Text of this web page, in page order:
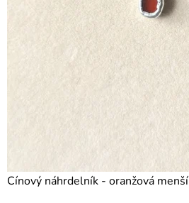
Cínový náhrdelník - oranžová menší